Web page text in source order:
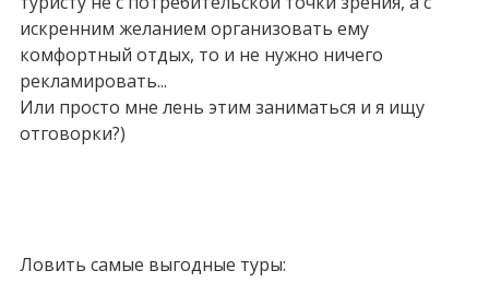
искренним желанием организовать ему
комфортный отдых, то и не нужно ничего
рекламировать...
Или просто мне лень этим заниматься и я ищу
отговорки?)
Ловить самые выгодные туры: